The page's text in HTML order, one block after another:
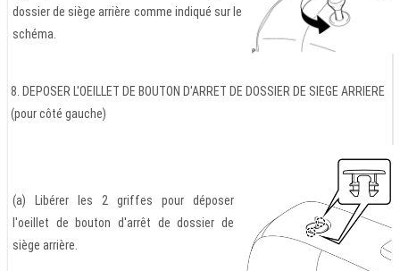
dossier de siège arrière comme indiqué sur le
schéma.
8. DEPOSER L'OEILLET DE BOUTON D'ARRET DE DOSSIER DE SIEGE ARRIERE
(pour côté gauche)
(a) Libérer les 2 griffes pour déposer
l'oeillet de bouton d'arrêt de dossier de
siège arrière.